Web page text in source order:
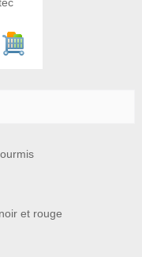
et rouge
Ajouter au panier